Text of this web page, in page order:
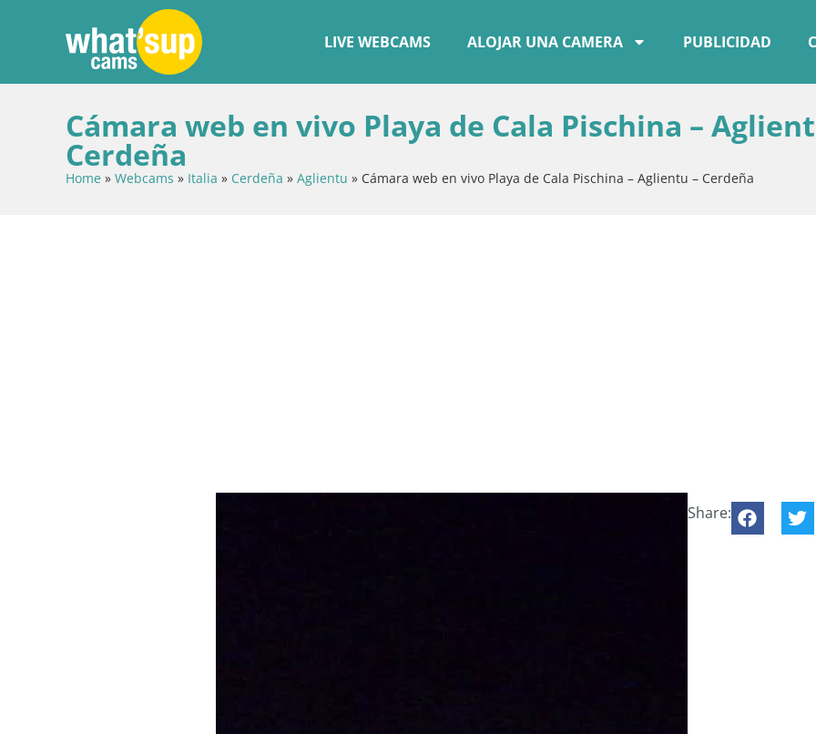
LIVE WEBCAMS ALOJAR UNA CAMERA PUBLICIDAD
Cámara web en vivo Playa de Cala Pischina –
Cerdeña
Home » Webcams » Italia » Cerdeña » Aglientu » Cámara web en vivo Playa de Cala Pischina – Aglientu – Cerdeña
Share: